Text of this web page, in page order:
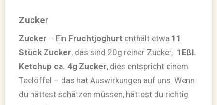
Zucker
Zucker – Ein Fruchtjoghurt enthält etwa 11
Stück Zucker, das sind 20g reiner Zucker, 1Eßl.
Ketchup ca. 4g Zucker, dies entspricht einem
Teelöffel – das hat Auswirkungen auf uns. Wenn
du hättest schätzen müssen, hättest du richtig